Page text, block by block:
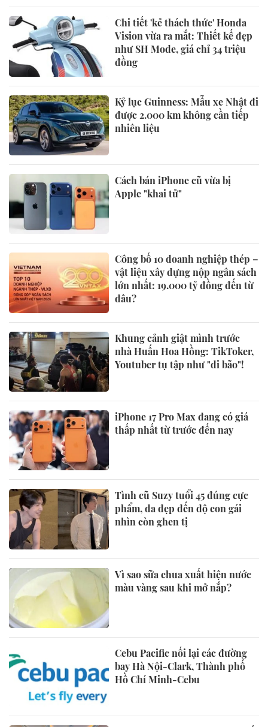
Chi tiết 'kẻ thách thức' Honda
Vision vừa ra mắt: Thiết kế đẹp
như SH Mode, giá chỉ 34 triệu
đồng
Kỷ lục Guinness: Mẫu xe Nhật đi
được 2.000 km không cần tiếp
nhiên liệu
Cách bán iPhone cũ vừa bị
Apple "khai tử"
Công bố 10 doanh nghiệp thép –
vật liệu xây dựng nộp ngân sách
lớn nhất: 19.000 tỷ đồng đến từ
đâu?
Khung cảnh giật mình trước
nhà Huấn Hoa Hồng: TikToker,
Youtuber tụ tập như "đi bão"!
iPhone 17 Pro Max đang có giá
thấp nhất từ trước đến nay
Tình cũ Suzy tuổi 45 đúng cực
phẩm, da đẹp đến độ con gái
nhìn còn ghen tị
Vì sao sữa chua xuất hiện nước
màu vàng sau khi mở nắp?
Cebu Pacific nối lại các đường
bay Hà Nội-Clark, Thành phố
Hồ Chí Minh-Cebu